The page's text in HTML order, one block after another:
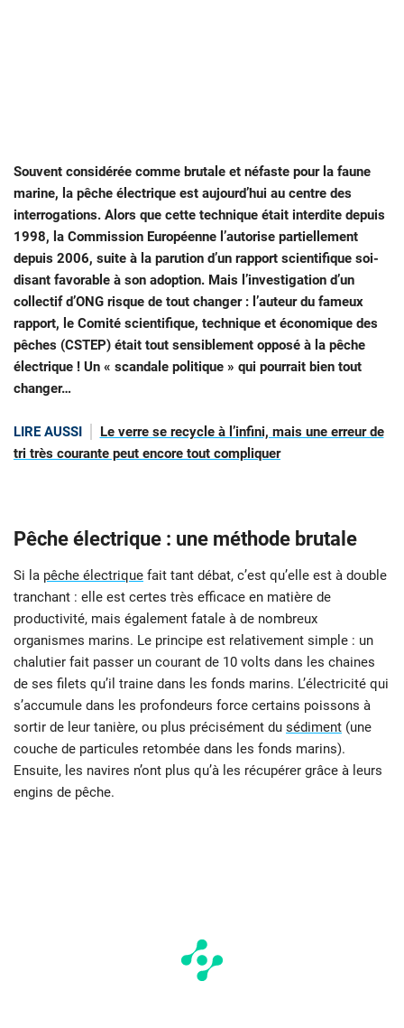
Souvent considérée comme brutale et néfaste pour la faune
marine, la pêche électrique est aujourd’hui au centre des
interrogations. Alors que cette technique était interdite depuis
1998, la Commission Européenne l’autorise partiellement
depuis 2006, suite à la parution d’un rapport scientifique soi-
disant favorable à son adoption. Mais l’investigation d’un
collectif d’ONG risque de tout changer : l’auteur du fameux
rapport, le Comité scientifique, technique et économique des
pêches (CSTEP) était tout sensiblement opposé à la pêche
électrique ! Un « scandale politique » qui pourrait bien tout
changer…
LIRE AUSSI
Le verre se recycle à l’infini, mais une erreur de
tri très courante peut encore tout compliquer
Pêche électrique : une méthode brutale
Si la pêche électrique fait tant débat, c’est qu’elle est à double
tranchant : elle est certes très efficace en matière de
productivité, mais également fatale à de nombreux
organismes marins. Le principe est relativement simple : un
chalutier fait passer un courant de 10 volts dans les chaines
de ses filets qu’il traine dans les fonds marins. L’électricité qui
s’accumule dans les profondeurs force certains poissons à
sortir de leur tanière, ou plus précisément du sédiment (une
couche de particules retombée dans les fonds marins).
Ensuite, les navires n’ont plus qu’à les récupérer grâce à leurs
engins de pêche.